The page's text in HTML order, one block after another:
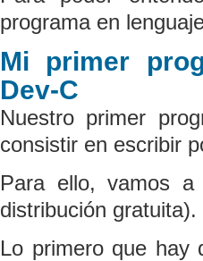
programa en
Mi primer
Dev-C
Nuestro primer
consistir en escribir
Para ello, vamos a
distribución gratuita).
Lo primero que hay